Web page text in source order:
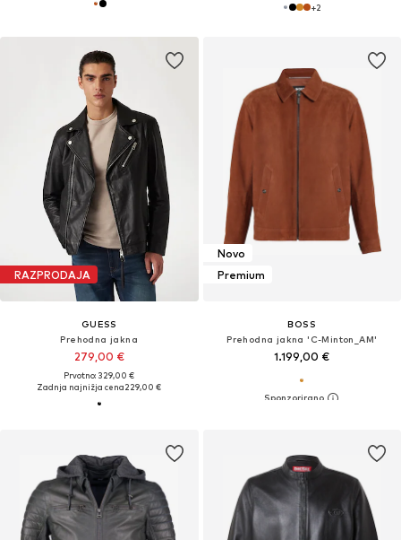
+2
RAZPRODAJA
GUESS
Prehodna jakna
279,00 €
Prvotno: 329,00 €
Zadnja najnižja cena229,00 €
Novo
Premium
BOSS
Prehodna jakna 'C-Minton_AM'
1.199,00 €